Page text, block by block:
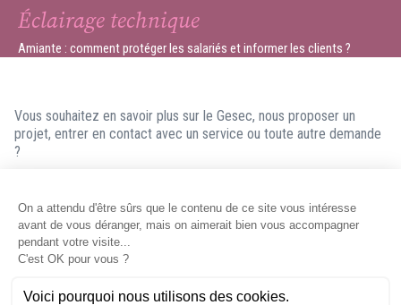
Éclairage technique
Amiante : comment protéger les salariés et informer les clients ?
Vous souhaitez en savoir plus sur le Gesec, nous proposer un
projet, entrer en contact avec un service ou toute autre demande
?
répondre dans les meilleurs délais.